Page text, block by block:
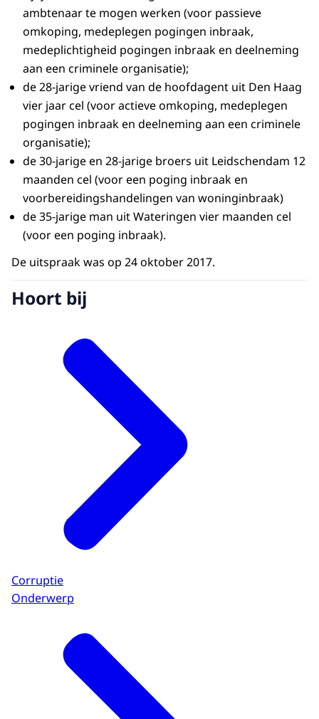
ambtenaar te mogen werken (voor passieve
omkoping, medeplegen pogingen inbraak,
medeplichtigheid pogingen inbraak en deelneming
aan een criminele organisatie);
de 28-jarige vriend van de hoofdagent uit Den Haag
vier jaar cel (voor actieve omkoping, medeplegen
pogingen inbraak en deelneming aan een criminele
organisatie);
de 30-jarige en 28-jarige broers uit Leidschendam 12
maanden cel (voor een poging inbraak en
voorbereidingshandelingen van woninginbraak)
de 35-jarige man uit Wateringen vier maanden cel
(voor een poging inbraak).
De uitspraak was op 24 oktober 2017.
Hoort bij
Corruptie
Onderwerp